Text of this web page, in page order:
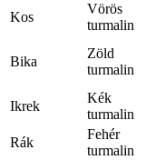
Kos
Vörös
turmalin
Bika
Zöld
turmalin
Ikrek
Kék
turmalin
Rák
Fehér
turmalin